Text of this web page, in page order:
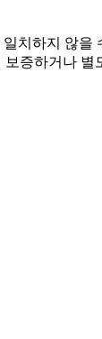
치하지 않을
증하거나 별